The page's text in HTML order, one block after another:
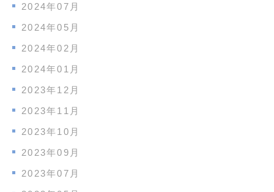
2024年07月
2024年05月
2024年02月
2024年01月
2023年12月
2023年11月
2023年10月
2023年09月
2023年07月